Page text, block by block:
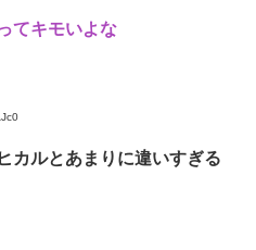
てキモいよな
カルとあまりに違いすぎる